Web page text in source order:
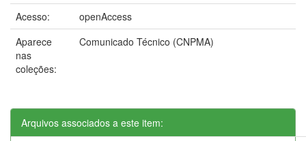
Acesso:
openAccess
Aparece
nas
coleções:
Comunicado Técnico (CNPMA)
Arquivos associados a este item: